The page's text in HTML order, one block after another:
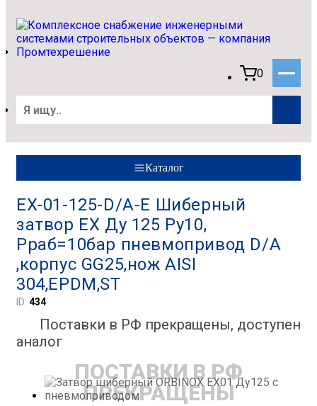
0
Каталог
EX-01-125-D/A-Е Шиберный
затвор EX Ду 125 Ру10,
Рраб=10бар пневмопривод D/A
,корпус GG25,нож AISI
304,EPDM,ST
ID: 434
Поставки в РФ прекращены, доступен
аналог
ПОСТАВКИ В РФ
ПРЕКРАЩЕНЫ